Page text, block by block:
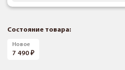
Состояние товара:
Новое
7 490